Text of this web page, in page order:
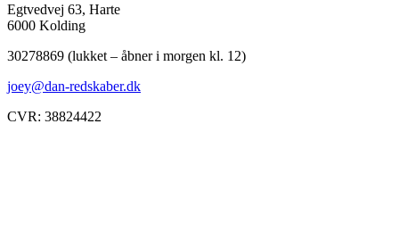
Egtvedvej 63, Harte
6000 Kolding
30278869 (lukket – åbner i morgen kl. 12)
joey@dan-redskaber.dk
CVR: 38824422